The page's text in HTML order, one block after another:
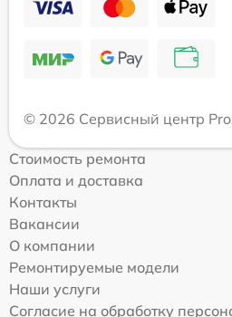
© 2026 Сервисный центр
Стоимость ремонта
Оплата и доставка
Контакты
Вакансии
О компании
Ремонтируемые модели
Наши услуги
Согласие на обработку